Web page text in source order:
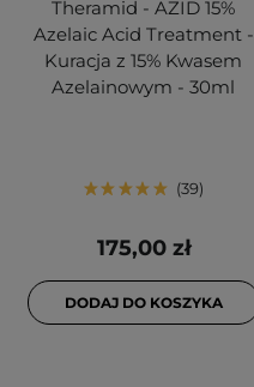
Theramid - AZID 15%
Azelaic Acid Treatment -
Kuracja z 15% Kwasem
Azelainowym - 30ml
39
175,00 zł
DODAJ DO KOSZYKA